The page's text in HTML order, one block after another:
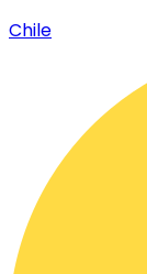
Chile